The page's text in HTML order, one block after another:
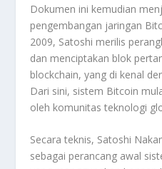
Dokumen ini kemudian
pengembangan jaringan
2009, Satoshi merilis
dan menciptakan blok
blockchain, yang di kenal
Dari sini, sistem Bitcoin
oleh komunitas teknologi
Secara teknis, Satoshi
sebagai perancang awal